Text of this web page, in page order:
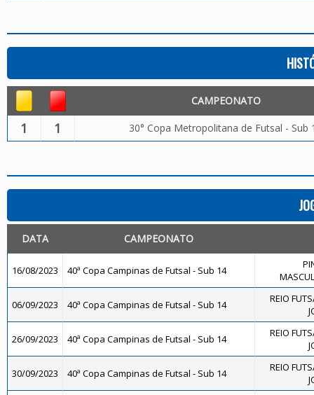
CAMPEONATO
1 1 30° Copa Metropolitana de Futsal - Sub
DATA CAMPEONATO
16/08/2023 40ª Copa Campinas de Futsal - Sub 14
06/09/2023 40ª Copa Campinas de Futsal - Sub 14
REIO
26/09/2023 40ª Copa Campinas de Futsal - Sub 14
REIO
30/09/2023 40ª Copa Campinas de Futsal - Sub 14
REIO